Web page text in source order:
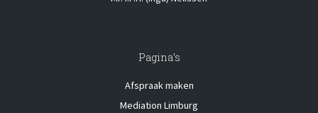
Pagina’s
Afspraak maken
Mediation Limburg